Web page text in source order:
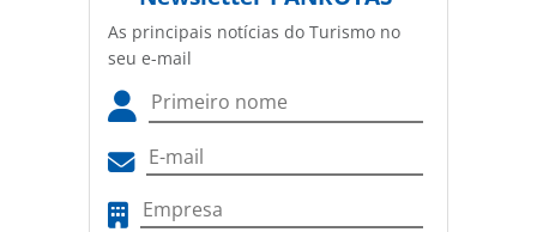
As principais notícias do Turismo no
seu e-mail